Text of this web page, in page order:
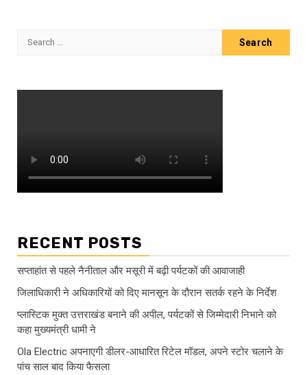
Search
RECENT POSTS
सप्ताहांत से पहले नैनीताल और मसूरी में बढ़ी पर्यटकों की आवाजाही
जिलाधिकारी ने अधिकारियों को दिए मानसून के दौरान सतर्क रहने के निर्देश
प्लास्टिक मुक्त उत्तराखंड बनाने की अपील, पर्यटकों से जिम्मेदारी निभाने को
कहा मुख्यमंत्री धामी ने
Ola Electric अपनाएगी डीलर-आधारित रिटेल मॉडल, अपने स्टोर चलाने के
पांच साल बाद किया फैसला